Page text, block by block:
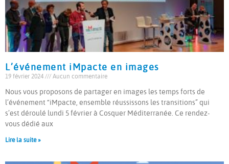
L’événement iMpacte en images
19 février 2024 Aucun commentaire
Nous vous proposons de partager en images les temps forts de
l’événement “iMpacte, ensemble réussissons les transitions” qui
s’est déroulé lundi 5 février à Cosquer Méditerranée. Ce rendez-
vous dédié aux
Lire la suite »